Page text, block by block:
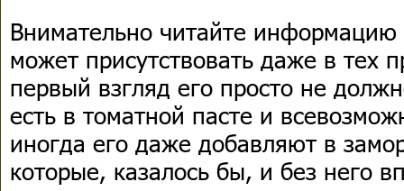
Внимательно читайте информацию
может присутствовать даже в тех
первый взгляд его просто не
есть в томатной пасте и
иногда его даже добавляют в
которые, казалось бы, и без него